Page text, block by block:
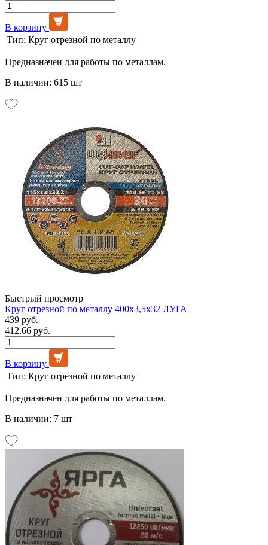
В корзину
Тип: Круг отрезной по металлу
Предназначен для работы по металлам.
В наличии: 615 шт
Быстрый просмотр
Круг отрезной по металлу 400х3,5х32 ЛУГА
439 руб.
412.66 руб.
В корзину
Тип: Круг отрезной по металлу
Предназначен для работы по металлам.
В наличии: 7 шт